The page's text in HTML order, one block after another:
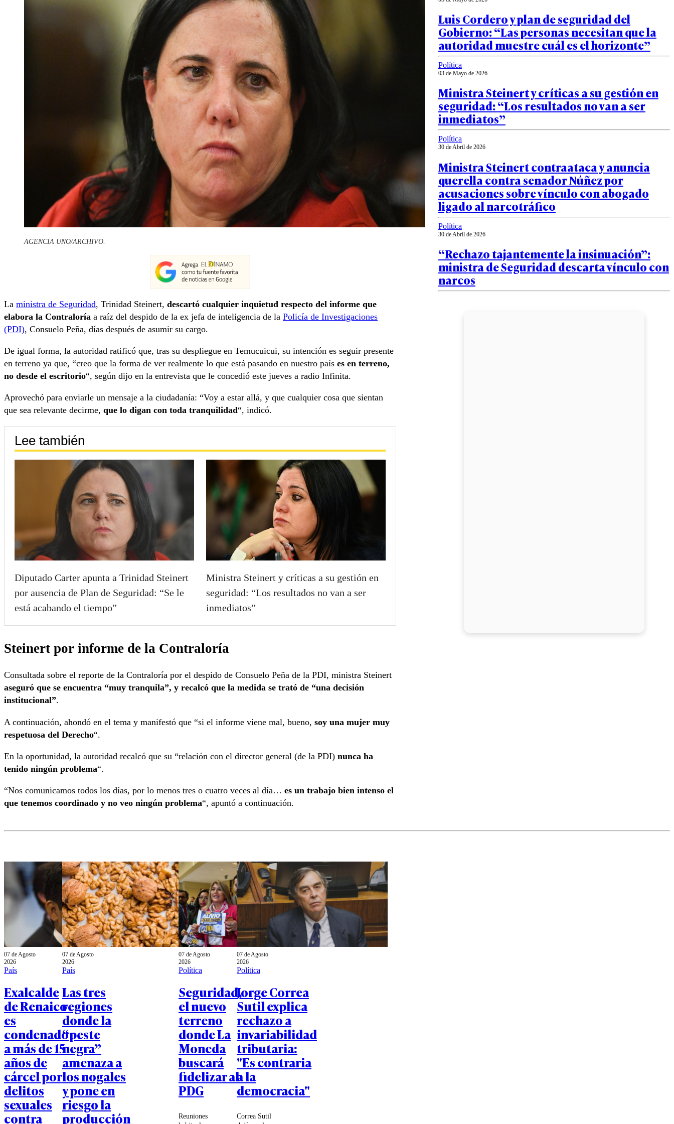
AGENCIA UNO/ARCHIVO.
La ministra de Seguridad, Trinidad Steinert, descartó cualquier inquietud respecto del informe que
elabora la Contraloría a raíz del despido de la ex jefa de inteligencia de la Policía de Investigaciones
(PDI), Consuelo Peña, días después de asumir su cargo.
De igual forma, la autoridad ratificó que, tras su despliegue en Temucuicui, su intención es seguir presente
en terreno ya que, “creo que la forma de ver realmente lo que está pasando en nuestro país es en terreno,
no desde el escritorio“, según dijo en la entrevista que le concedió este jueves a radio Infinita.
Aprovechó para enviarle un mensaje a la ciudadanía: “Voy a estar allá, y que cualquier cosa que sientan
que sea relevante decirme, que lo digan con toda tranquilidad“, indicó.
Lee también
Diputado Carter apunta a Trinidad Steinert
por ausencia de Plan de Seguridad: “Se le
está acabando el tiempo”
Ministra Steinert y críticas a su gestión en
seguridad: “Los resultados no van a ser
inmediatos”
Steinert por informe de la Contraloría
Consultada sobre el reporte de la Contraloría por el despido de Consuelo Peña de la PDI, ministra Steinert
aseguró que se encuentra “muy tranquila”, y recalcó que la medida se trató de “una decisión
institucional”.
A continuación, ahondó en el tema y manifestó que “si el informe viene mal, bueno, soy una mujer muy
respetuosa del Derecho“.
En la oportunidad, la autoridad recalcó que su “relación con el director general (de la PDI) nunca ha
tenido ningún problema“.
“Nos comunicamos todos los días, por lo menos tres o cuatro veces al día… es un trabajo bien intenso el
que tenemos coordinado y no veo ningún problema“, apuntó a continuación.
Luis Cordero y plan de seguridad del
Gobierno: “Las personas necesitan que la
autoridad muestre cuál es el horizonte”
Política
03 de Mayo de 2026
Ministra Steinert y críticas a su gestión en
seguridad: “Los resultados no van a ser
inmediatos”
Política
30 de Abril de 2026
Ministra Steinert contraataca y anuncia
querella contra senador Núñez por
acusaciones sobre vínculo con abogado
ligado al narcotráfico
Política
30 de Abril de 2026
“Rechazo tajantemente la insinuación”:
ministra de Seguridad descarta vínculo con
narcos
07 de Agosto
2026
País
Exalcalde
de Renaico
es
condenado
a más de 15
años de
cárcel por
delitos
sexuales
contra
07 de Agosto
2026
País
Las tres
regiones
donde la
“peste
negra”
amenaza a
los nogales
y pone en
riesgo la
producción
07 de Agosto
2026
Política
Seguridad,
el nuevo
terreno
donde La
Moneda
buscará
fidelizar al
PDG
Reuniones
07 de Agosto
2026
Política
Jorge Correa
Sutil explica
rechazo a
invariabilidad
tributaria:
"Es contraria
a la
democracia"
Correa Sutil